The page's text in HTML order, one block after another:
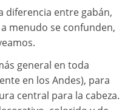
diferencia entre gabán,
menudo se confunden,
general en toda
en los Andes), para
central para la cabeza.